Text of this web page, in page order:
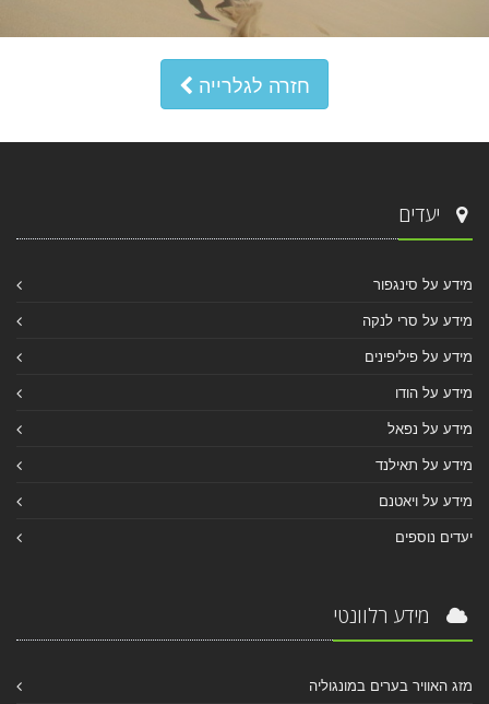
חזרה לגלרייה
יעדים
מידע על סינגפור
מידע על סרי לנקה
מידע על פיליפינים
מידע על הודו
מידע על נפאל
מידע על תאילנד
מידע על ויאטנם
יעדים נוספים
מידע רלוונטי
מזג האוויר בערים במונגוליה